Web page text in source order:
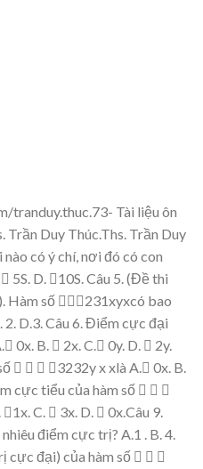
tranduy.thuc.73- Tài liệu ôn
Trần Duy Thúc.Ths. Trần Duy
có ý chí, nơi đó có con
 5S. D. 10S.Câu 5.(Đề thi
Hàm số 231xyxcó bao
2. D.3.Câu 6.Điểm cực đại
0x. B.  2x.C. 0y. D.  2y.
ố    3232yxxlà A. 0x. B.
m cực tiểu của hàm số   
1x.C.  3x. D.  0x.Câu 9.
điểm cực trị? A.1 . B.4.
ị cực đại) của hàm số   